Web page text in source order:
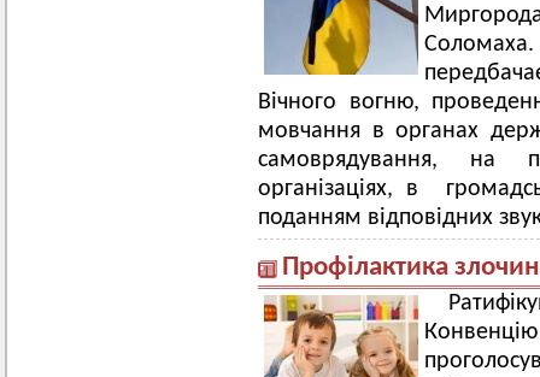
Вічного вогню,
мовчання в органах
самоврядування, на
організаціях, в
поданням відповідних
Профілактика